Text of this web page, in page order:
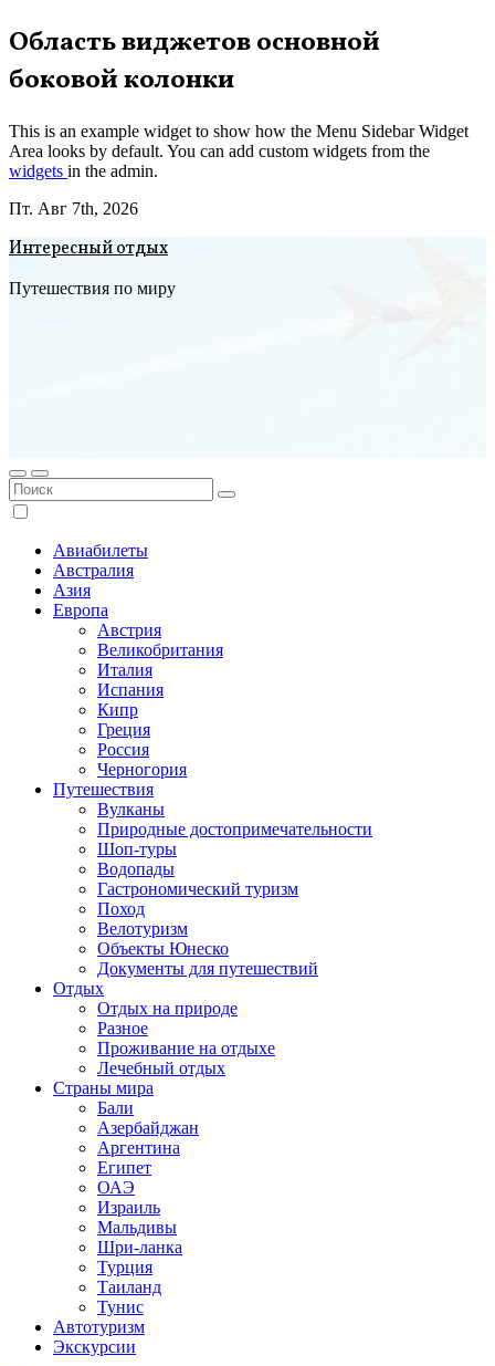
Перейти
к
содержимому
Область виджетов основной
боковой колонки
This is an example widget to show how the Menu Sidebar Widget
Area looks by default. You can add custom widgets from the
widgets in the admin.
Пт. Авг 7th, 2026
Интересный отдых
Путешествия по миру
Авиабилеты
Австралия
Азия
Европа
Австрия
Великобритания
Италия
Испания
Кипр
Греция
Россия
Черногория
Путешествия
Вулканы
Природные достопримечательности
Шоп-туры
Водопады
Гастрономический туризм
Поход
Велотуризм
Объекты Юнеско
Документы для путешествий
Отдых
Отдых на природе
Разное
Проживание на отдыхе
Лечебный отдых
Страны мира
Бали
Азербайджан
Аргентина
Египет
ОАЭ
Израиль
Мальдивы
Шри-ланка
Турция
Таиланд
Тунис
Автотуризм
Экскурсии